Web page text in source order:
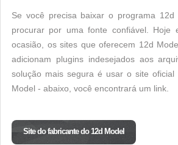
Se você precisa baixar o programa 12d
procurar por uma fonte confiável. Hoje
ocasião, os sites que oferecem 12d
adicionam plugins indesejados aos
solução mais segura é usar o site
Model - abaixo, você encontrará um link.
Site do fabricante do 12d Model